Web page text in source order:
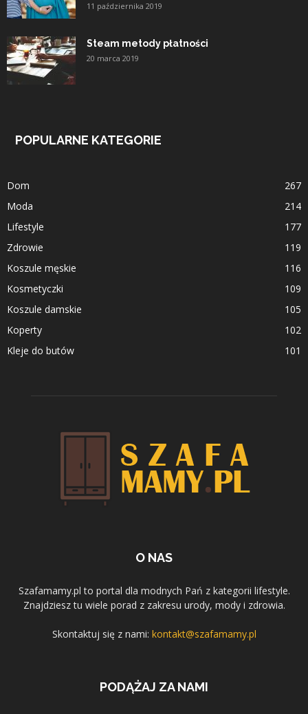
11 października 2019
Steam metody płatności
20 marca 2019
POPULARNE KATEGORIE
Dom
267
Moda
214
Lifestyle
177
Zdrowie
119
Koszule męskie
116
Kosmetyczki
109
Koszule damskie
105
Koperty
102
Kleje do butów
101
O NAS
Szafamamy.pl to portal dla modnych Pań z kategorii lifestyle.
Znajdziesz tu wiele porad z zakresu urody, mody i zdrowia.
Skontaktuj się z nami: kontakt@szafamamy.pl
PODĄŻAJ ZA NAMI